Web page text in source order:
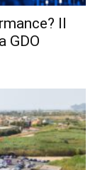
Il
GDO